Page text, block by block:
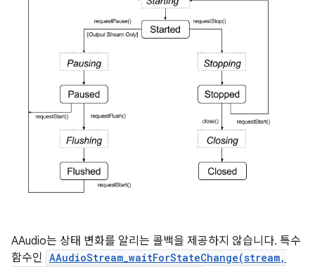
AAudio는 상태 변화를 알리는 콜백을 제공하지 않습니다. 특수
함수인 AAudioStream_waitForStateChange(stream,